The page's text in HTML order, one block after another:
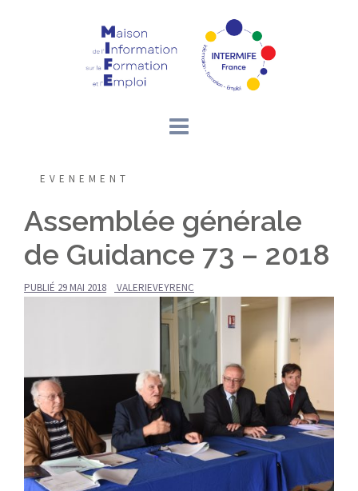
EVENEMENT
Assemblée générale
de Guidance 73 – 2018
PUBLIÉ 29 MAI 2018 VALERIEVEYRENC